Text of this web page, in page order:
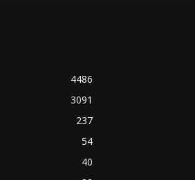
4486
3091
237
54
40